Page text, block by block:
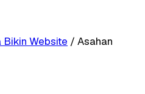
Bikin Website / Asahan